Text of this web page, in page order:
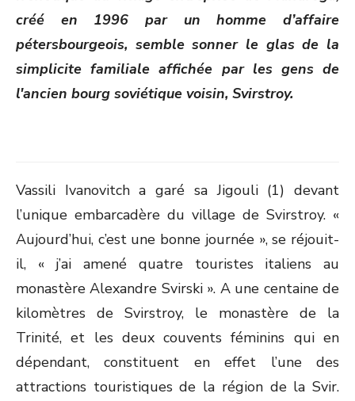
créé en 1996 par un homme d’affaire
pétersbourgeois, semble sonner le glas de la
simplicite familiale affichée par les gens de
l'ancien bourg soviétique voisin, Svirstroy.
Vassili Ivanovitch a garé sa Jigouli (1) devant
l’unique embarcadère du village de Svirstroy. «
Aujourd’hui, c’est une bonne journée », se réjouit-
il, « j’ai amené quatre touristes italiens au
monastère Alexandre Svirski ». A une centaine de
kilomètres de Svirstroy, le monastère de la
Trinité, et les deux couvents féminins qui en
dépendant, constituent en effet l’une des
attractions touristiques de la région de la Svir.